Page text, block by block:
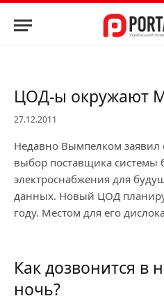
ЦОД-ы окружают
27.12.2011
Недавно Вымпелком заявил
выбор поставщика системы
электроснабжения для
данных. Новый ЦОД
году. Местом для его
Как дозвонится в
ночь?